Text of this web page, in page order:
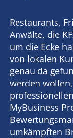
Restaurants,
Anwälte, die
um die Ecke
von lokalen
genau da
werden
MyBusiness
umkämpften